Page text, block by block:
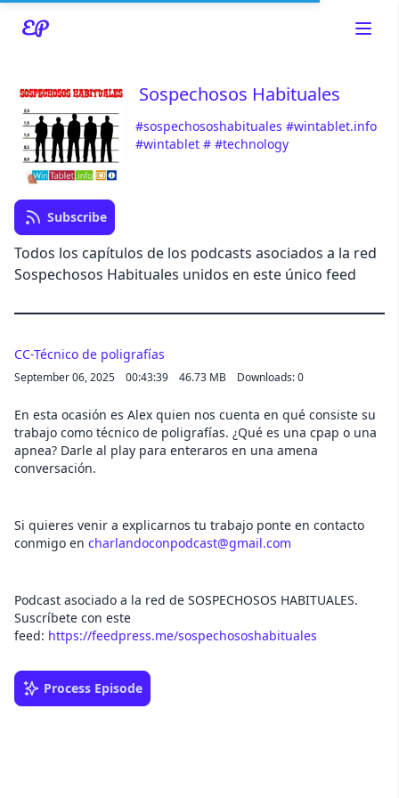
Read about our content policies here
Sospechosos Habituales
#sospechososhabituales #wintablet.info
#wintablet # #technology
Subscribe
Todos los capítulos de los podcasts asociados a la red
Sospechosos Habituales unidos en este único feed
Cancel
CC-Técnico de poligrafías
September 06, 2025 00:43:39 46.73 MB Downloads: 0
En esta ocasión es Alex quien nos cuenta en qué consiste su
trabajo como técnico de poligrafías. ¿Qué es una cpap o una
apnea? Darle al play para enteraros en una amena
conversación.
Si quieres venir a explicarnos tu trabajo ponte en contacto
conmigo en ⁠⁠⁠⁠⁠charlandoconpodcast@gmail.com⁠⁠⁠⁠⁠⁠⁠
Podcast asociado a la red de SOSPECHOSOS HABITUALES.
Suscríbete con este
feed: ⁠⁠⁠⁠ ⁠⁠⁠⁠⁠⁠⁠⁠⁠⁠⁠⁠⁠⁠⁠⁠⁠⁠https://feedpress.me/sospechososhabituales⁠⁠⁠⁠⁠⁠⁠⁠⁠⁠⁠⁠⁠⁠⁠⁠
Process Episode